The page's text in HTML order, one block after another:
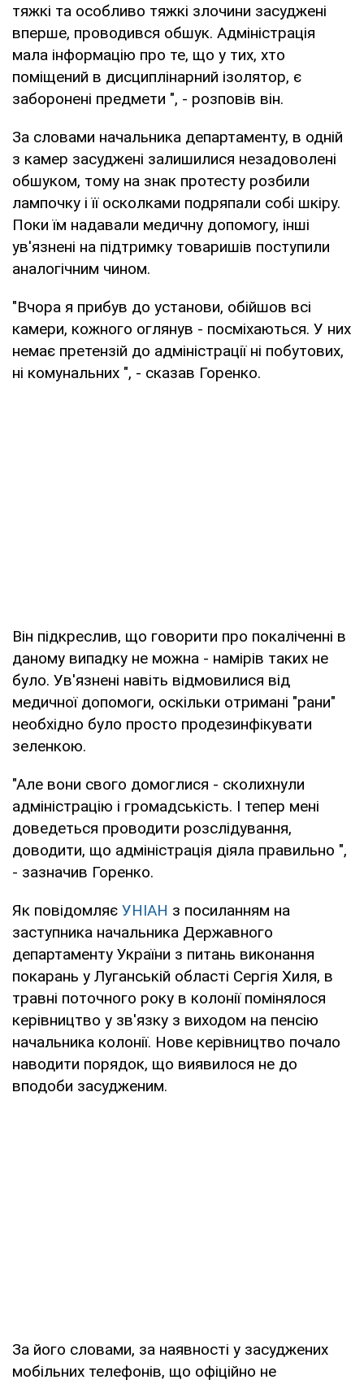
тяжкі та особливо тяжкі злочини засуджені
вперше, проводився обшук. Адміністрація
мала інформацію про те, що у тих, хто
поміщений в дисциплінарний ізолятор, є
заборонені предмети ", - розповів він.
За словами начальника департаменту, в одній
з камер засуджені залишилися незадоволені
обшуком, тому на знак протесту розбили
лампочку і її осколками подряпали собі шкіру.
Поки їм надавали медичну допомогу, інші
ув'язнені на підтримку товаришів поступили
аналогічним чином.
"Вчора я прибув до установи, обійшов всі
камери, кожного оглянув - посміхаються. У них
немає претензій до адміністрації ні побутових,
ні комунальних ", - сказав Горенко.
Він підкреслив, що говорити про покаліченні в
даному випадку не можна - намірів таких не
було. Ув'язнені навіть відмовилися від
медичної допомоги, оскільки отримані "рани"
необхідно було просто продезинфікувати
зеленкою.
"Але вони свого домоглися - сколихнули
адміністрацію і громадськість. І тепер мені
доведеться проводити розслідування,
доводити, що адміністрація діяла правильно ",
- зазначив Горенко.
Як повідомляє УНІАН з посиланням на
заступника начальника Державного
департаменту України з питань виконання
покарань у Луганській області Сергія Хиля, в
травні поточного року в колонії помінялося
керівництво у зв'язку з виходом на пенсію
начальника колонії. Нове керівництво почало
наводити порядок, що виявилося не до
вподоби засудженим.
За його словами, за наявності у засуджених
мобільних телефонів, що офіційно не